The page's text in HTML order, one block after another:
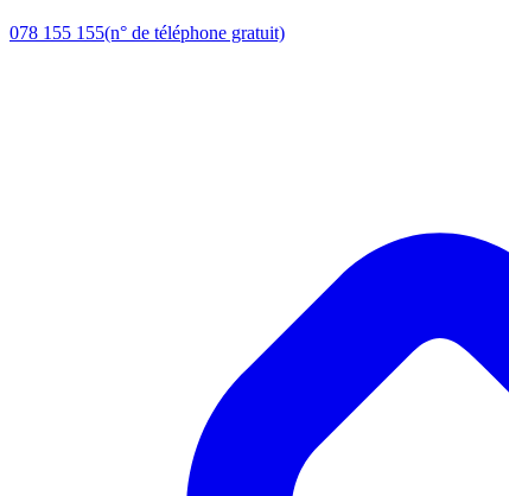
078 155 155(n° de téléphone gratuit)